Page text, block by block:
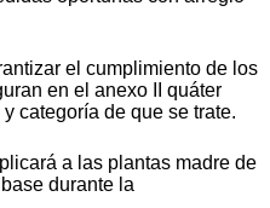
el cumplimiento de los
en el anexo II quáter
categoría de que se trate.
a las plantas madre de
durante la